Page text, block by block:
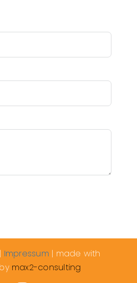
Impressum | made with
max2-consulting